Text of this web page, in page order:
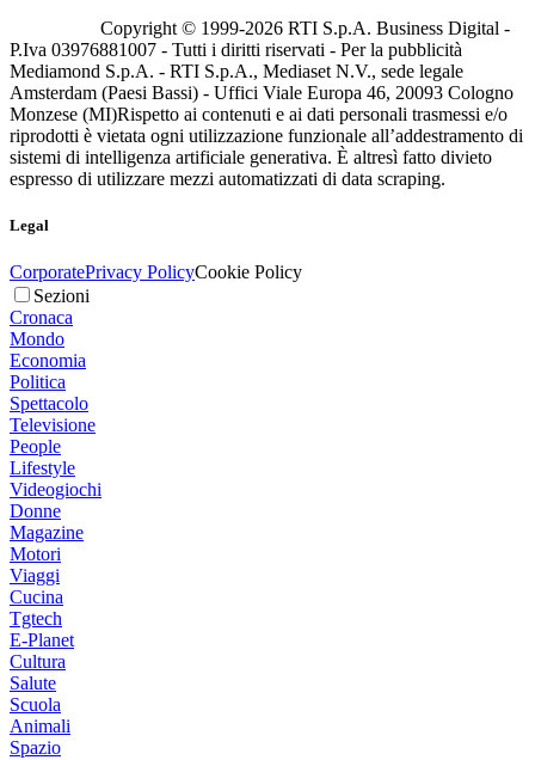
Copyright © 1999-2026 RTI S.p.A. Business Digital -
P.Iva 03976881007 - Tutti i diritti riservati - Per la pubblicità
Mediamond S.p.A. - RTI S.p.A., Mediaset N.V., sede legale
Amsterdam (Paesi Bassi) - Uffici Viale Europa 46, 20093 Cologno
Monzese (MI)Rispetto ai contenuti e ai dati personali trasmessi e/o
riprodotti è vietata ogni utilizzazione funzionale all’addestramento di
sistemi di intelligenza artificiale generativa. È altresì fatto divieto
espresso di utilizzare mezzi automatizzati di data scraping.
Legal
CorporatePrivacy PolicyCookie Policy
Sezioni
Cronaca
Mondo
Economia
Politica
Spettacolo
Televisione
People
Lifestyle
Videogiochi
Donne
Magazine
Motori
Viaggi
Cucina
Tgtech
E-Planet
Cultura
Salute
Scuola
Animali
Spazio